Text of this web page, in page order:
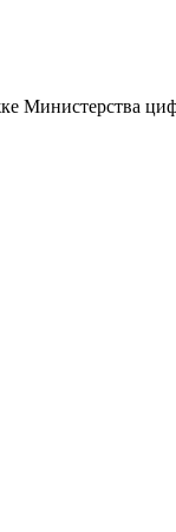
Министерства